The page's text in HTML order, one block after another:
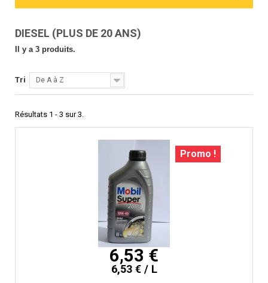
DIESEL (PLUS DE 20 ANS)
Il y a 3 produits.
Tri De A à Z
Résultats 1 - 3 sur 3.
Promo !
6,53 €
6,53 € / L